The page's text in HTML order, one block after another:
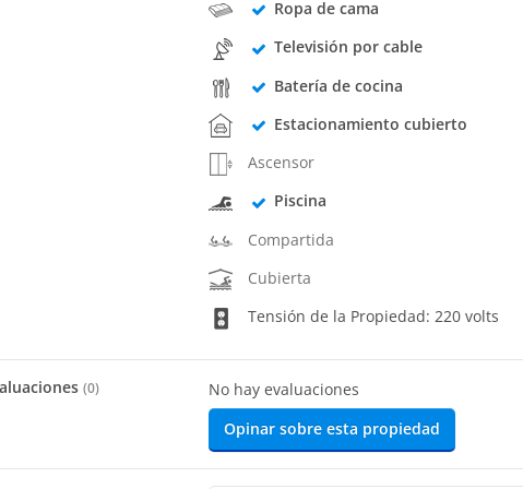
Ropa de cama
Televisión por cable
Batería de cocina
Estacionamiento cubierto
Ascensor
Piscina
Compartida
Cubierta
Tensión de la Propiedad: 220 volts
(0)
No hay evaluaciones
Opinar sobre esta propiedad